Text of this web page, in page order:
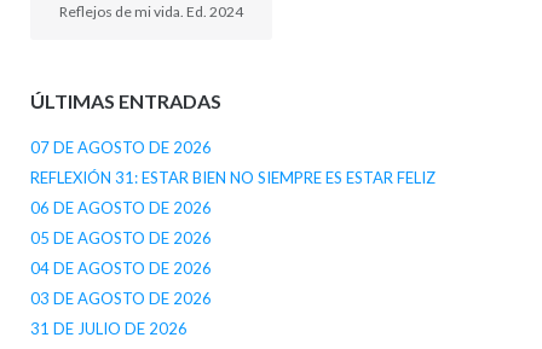
Reflejos de mi vida. Ed. 2024
ÚLTIMAS ENTRADAS
07 DE AGOSTO DE 2026
REFLEXIÓN 31: ESTAR BIEN NO SIEMPRE ES ESTAR FELIZ
06 DE AGOSTO DE 2026
05 DE AGOSTO DE 2026
04 DE AGOSTO DE 2026
03 DE AGOSTO DE 2026
31 DE JULIO DE 2026